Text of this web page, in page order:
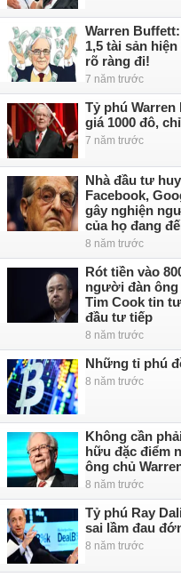
Warren
1,5 tài sản
rõ ràng đi!
7 năm trước
Tỷ phú
giá 1000 đô,
7 năm trước
Nhà đầu tư
Facebook,
gây nghiện
của họ đang
8 năm trước
Rót tiền vào
người đàn ông
Tim Cook tin
đầu tư tiếp
8 năm trước
Những tỉ phú
8 năm trước
Không cần
hữu đặc điểm
ông chủ
8 năm trước
Tỷ phú Ray
sai lầm đau
8 năm trước